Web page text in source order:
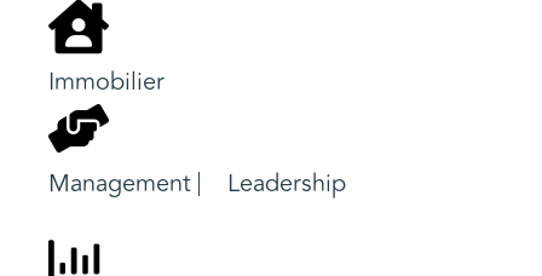
Immobilier
Management ⎸ Leadership